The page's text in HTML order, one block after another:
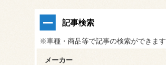
記事検索
※車種・商品等で記事の検索ができます
メーカー